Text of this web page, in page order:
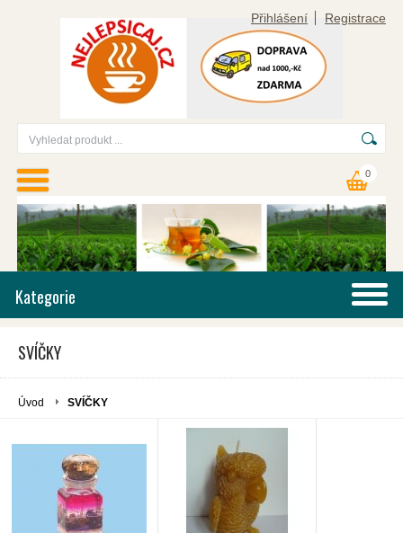
Přihlášení Registrace
0
Kategorie
SVÍČKY
Úvod SVÍČKY